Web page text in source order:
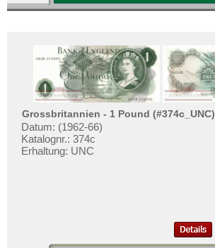
Grossbritannien - 1 Pound (#374c_UNC)
Datum: (1962-66)
Katalognr.: 374c
Erhaltung: UNC